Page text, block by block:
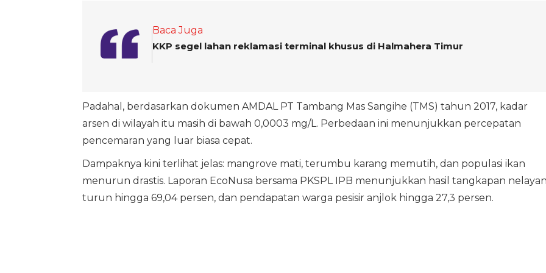
Baca Juga
KKP segel lahan reklamasi terminal khusus di Halmahera Timur
Padahal, berdasarkan dokumen AMDAL PT Tambang Mas Sangihe (TMS) tahun 2017, kadar
arsen di wilayah itu masih di bawah 0,0003 mg/L. Perbedaan ini menunjukkan percepatan
pencemaran yang luar biasa cepat.
Dampaknya kini terlihat jelas: mangrove mati, terumbu karang memutih, dan populasi ikan
menurun drastis. Laporan EcoNusa bersama PKSPL IPB menunjukkan hasil tangkapan
turun hingga 69,04 persen, dan pendapatan warga pesisir anjlok hingga 27,3 persen.